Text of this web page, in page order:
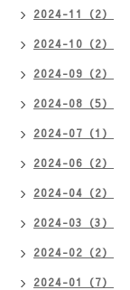
2024-11（2）
2024-10（2）
2024-09（2）
2024-08（5）
2024-07（1）
2024-06（2）
2024-04（2）
2024-03（3）
2024-02（2）
2024-01（7）